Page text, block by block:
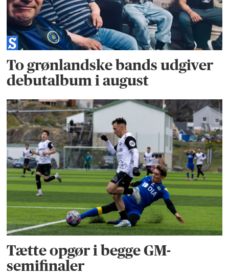
To grønlandske bands udgiver
debutalbum i august
Tætte opgør i begge GM-
semifinaler